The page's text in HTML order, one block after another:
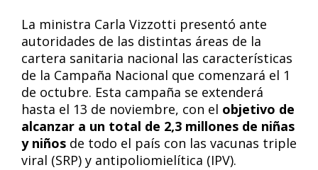
La ministra Carla Vizzotti presentó ante
autoridades de las distintas áreas de la
cartera sanitaria nacional las características
de la Campaña Nacional que comenzará el 1
de octubre. Esta campaña se extenderá
hasta el 13 de noviembre, con el objetivo de
alcanzar a un total de 2,3 millones de niñas
y niños de todo el país con las vacunas triple
viral (SRP) y antipoliomielítica (IPV).